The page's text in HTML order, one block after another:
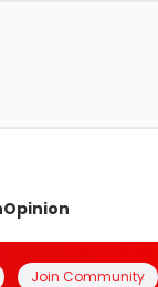
Opinion
Join Community